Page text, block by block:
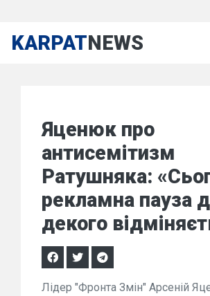
KARPATNEWS
Яценюк про
антисемітизм
Ратушняка:
рекламна пауза
декого
Лідер "Фронта Змін" Арсеній